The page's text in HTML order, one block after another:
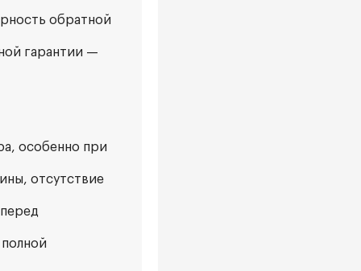
обратной
гарантии —
особенно при
отсутствие